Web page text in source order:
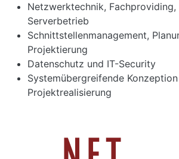
Netzwerktechnik,
Serverbetrieb
Schnittstellenmanagement,
Projektierung
Datenschutz und IT-Security
Systemübergreifende
Projektrealisierung